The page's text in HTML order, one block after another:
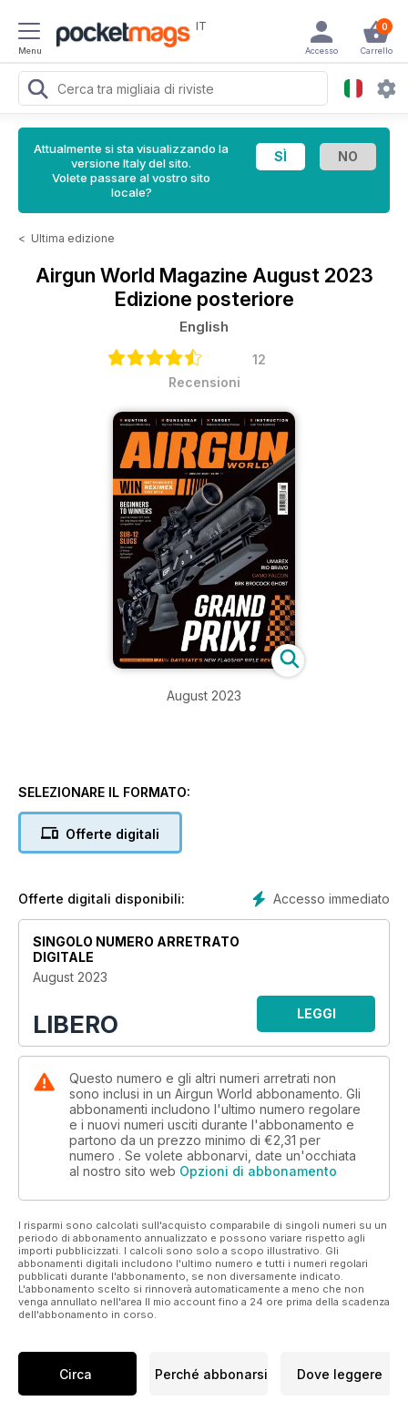
Menu
IT 0
Carrello
Accesso
Attualmente si sta visualizzando la
versione Italy del sito.
Volete passare al vostro sito
locale?
< Ultima edizione
Airgun World Magazine August 2023
Edizione posteriore
English
12
Recensioni
August 2023
SELEZIONARE IL FORMATO:
Offerte digitali
Accesso immediato
Offerte digitali disponibili:
SINGOLO NUMERO ARRETRATO
DIGITALE
August 2023
LIBERO LEGGI
Questo numero e gli altri numeri arretrati non
sono inclusi in un Airgun World abbonamento. Gli
abbonamenti includono l'ultimo numero regolare
e i nuovi numeri usciti durante l'abbonamento e
partono da un prezzo minimo di €2,31 per
numero . Se volete abbonarvi, date un'occhiata
al nostro sito web Opzioni di abbonamento
I risparmi sono calcolati sull'acquisto comparabile di singoli numeri su un
periodo di abbonamento annualizzato e possono variare rispetto agli
importi pubblicizzati. I calcoli sono solo a scopo illustrativo. Gli
abbonamenti digitali includono l'ultimo numero e tutti i numeri regolari
pubblicati durante l'abbonamento, se non diversamente indicato.
L'abbonamento scelto si rinnoverà automaticamente a meno che non
venga annullato nell'area Il mio account fino a 24 ore prima della scadenza
dell'abbonamento in corso.
Circa Perché abbonarsi Dove leggere